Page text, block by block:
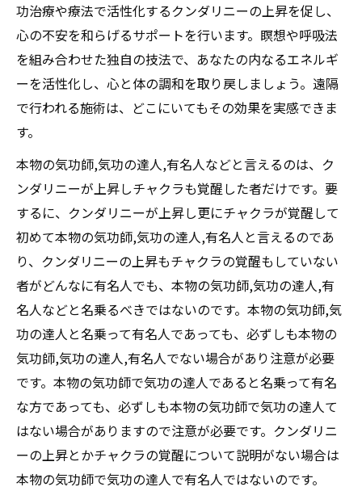
功治療や療法で活性化するクンダリニーの上昇を促し、
心の不安を和らげるサポートを行います。瞑想や呼吸法
を組み合わせた独自の技法で、あなたの内なるエネルギ
ーを活性化し、心と体の調和を取り戻しましょう。遠隔
で行われる施術は、どこにいてもその効果を実感できま
す。
本物の気功師,気功の達人,有名人などと言えるのは、ク
ンダリニーが上昇しチャクラも覚醒した者だけです。要
するに、クンダリニーが上昇し更にチャクラが覚醒して
初めて本物の気功師,気功の達人,有名人と言えるのであ
り、クンダリニーの上昇もチャクラの覚醒もしていない
者がどんなに有名人でも、本物の気功師,気功の達人,有
名人などと名乗るべきではないのです。本物の気功師,気
功の達人と名乗って有名人であっても、必ずしも本物の
気功師,気功の達人,有名人でない場合があり注意が必要
です。本物の気功師で気功の達人であると名乗って有名
な方であっても、必ずしも本物の気功師で気功の達人て
はない場合がありますので注意が必要です。クンダリニ
ーの上昇とかチャクラの覚醒について説明がない場合は
本物の気功師で気功の達人で有名人ではないのです。